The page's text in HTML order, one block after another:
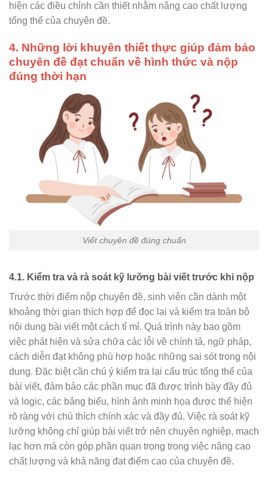
hiện các điều chỉnh cần thiết nhằm nâng cao chất lượng
tổng thể của chuyên đề.
4. Những lời khuyên thiết thực giúp đảm bảo
chuyên đề đạt chuẩn về hình thức và nộp
đúng thời hạn
Viết chuyên đề đúng chuẩn
4.1. Kiểm tra và rà soát kỹ lưỡng bài viết trước khi nộp
Trước thời điểm nộp chuyên đề, sinh viên cần dành một
khoảng thời gian thích hợp để đọc lại và kiểm tra toàn bộ
nội dung bài viết một cách tỉ mỉ. Quá trình này bao gồm
việc phát hiện và sửa chữa các lỗi về chính tả, ngữ pháp,
cách diễn đạt không phù hợp hoặc những sai sót trong nội
dung. Đặc biệt cần chú ý kiểm tra lại cấu trúc tổng thể của
bài viết, đảm bảo các phần mục đã được trình bày đầy đủ
và logic, các bảng biểu, hình ảnh minh họa được thể hiện
rõ ràng với chú thích chính xác và đầy đủ. Việc rà soát kỹ
lưỡng không chỉ giúp bài viết trở nên chuyên nghiệp, mạch
lạc hơn mà còn góp phần quan trọng trong việc nâng cao
chất lượng và khả năng đạt điểm cao của chuyên đề.